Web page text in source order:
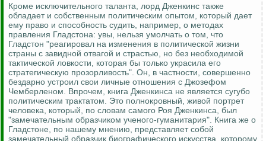
Кроме исключительного таланта, лорд Дженкинс также
обладает и собственным политическим опытом, который дает
ему право и способность судить, например, о методах
правления Гладстона: увы, нельзя умолчать о том, что
Гладстон "реагировал на изменения в политической жизни
страны с завидной отвагой и страстью, но без необходимой
тактической ловкости, которая бы только украсила его
стратегическую прозорливость". Он, в частности, совершенно
бездарно устроил свои личные отношения с Джозефом
Чемберленом. Впрочем, книга Дженкинса не является сугубо
политическим трактатом. Это полнокровный, живой портрет
человека, который, по словам самого Роя Дженкинса, был
"замечательным образчиком ученого-гуманитария". Книга же о
Гладстоне, по нашему мнению, представляет собой
замечательный образчик биографического искусства, которому